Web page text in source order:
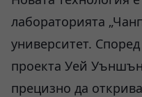
лабораторията
университет.
проекта Уей Уъншън
прецизно да